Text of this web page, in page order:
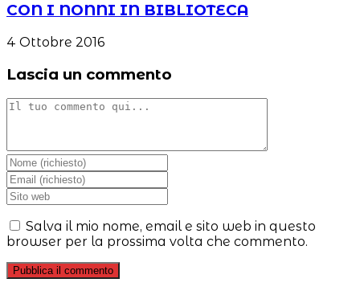
CON I NONNI IN BIBLIOTECA
4 Ottobre 2016
Lascia un commento
Commento
Inserisci
il
tuo
nome
o
nome
per
commentare
Inserisci
il
tuo
indirizzo
email
commentare
Inserisci
del
sito
(facoltativo)
Salva il mio nome, email e sito web in questo
browser per la prossima volta che commento.